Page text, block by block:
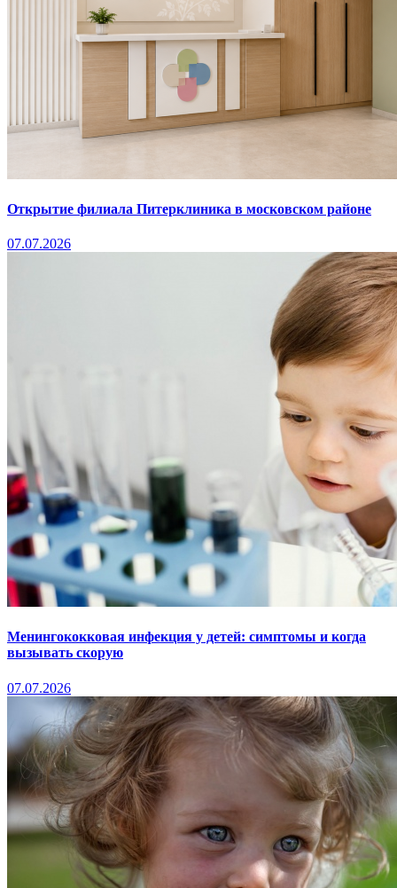
Открытие филиала Питерклиника в московском районе
07.07.2026
Менингококковая инфекция у детей: симптомы и когда
вызывать скорую
07.07.2026